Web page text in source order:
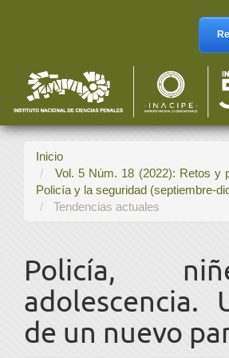
Barra
lateral
Inicio
Vol. 5 Núm. 18 (2022): Retos y
Policía y la seguridad (septiembre-
Tendencias actuales
Policía,
adolescencia.
de un nuevo